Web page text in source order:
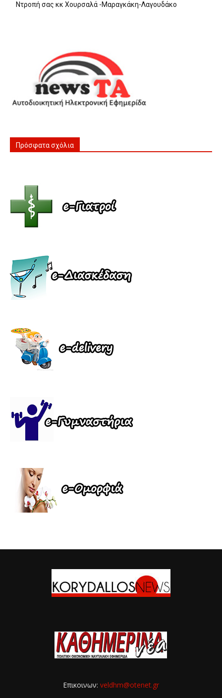
Ντροπή σας κκ Χουρσαλά -Μαραγκάκη-Λαγουδάκο
Πρόσφατα σχόλια
Επικοινων: veldhm@otenet.gr